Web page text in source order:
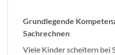
Grundlegende
Sachrechnen
Viele Kinder scheitern bei